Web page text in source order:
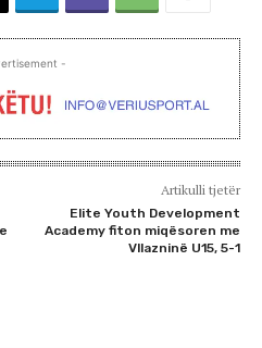
-
Artikulli tjetër
Elite Youth Development
Academy fiton miqësoren me
Vllazninë U15, 5-1